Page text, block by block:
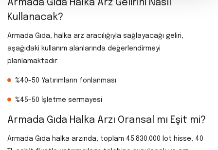
Armada Gıda Halka Arz Gelirini Nasıl
Kullanacak?
Armada Gıda, halka arz aracılığıyla sağlayacağı geliri,
aşağıdaki kullanım alanlarında değerlendirmeyi
planlamaktadır:
%40-50 Yatırımların fonlanması
%45-50 İşletme sermayesi
Armada Gıda Halka Arzı Oransal mı Eşit mi?
Armada Gıda halka arzında, toplam 45.830.000 lot hisse, 40